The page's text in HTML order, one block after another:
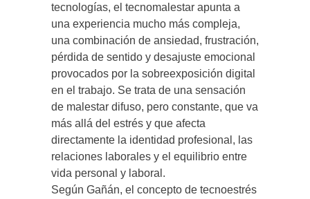
tecnologías, el tecnomalestar apunta a
una experiencia mucho más compleja,
una combinación de ansiedad, frustración,
pérdida de sentido y desajuste emocional
provocados por la sobreexposición digital
en el trabajo. Se trata de una sensación
de malestar difuso, pero constante, que va
más allá del estrés y que afecta
directamente la identidad profesional, las
relaciones laborales y el equilibrio entre
vida personal y laboral.
Según Gañán, el concepto de tecnoestrés